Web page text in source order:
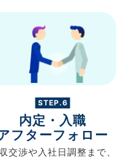
STEP.6
内定・入職
フターフォロー
交渉や入社日調整まで、